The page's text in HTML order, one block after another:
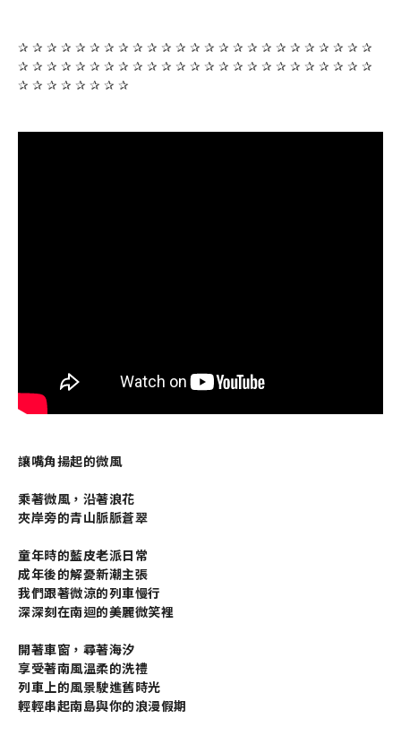
✰ ✰ ✰ ✰ ✰ ✰ ✰ ✰ ✰ ✰ ✰ ✰ ✰ ✰ ✰ ✰ ✰ ✰ ✰ ✰ ✰ ✰ ✰ ✰ ✰
✰ ✰ ✰ ✰ ✰ ✰ ✰ ✰ ✰ ✰ ✰ ✰ ✰ ✰ ✰ ✰ ✰ ✰ ✰ ✰ ✰ ✰ ✰ ✰ ✰
✰ ✰ ✰ ✰ ✰ ✰ ✰ ✰
讓嘴角揚起的微風
乘著微風，沿著浪花
夾岸旁的青山脈脈蒼翠
童年時的藍皮老派日常
成年後的解憂新潮主張
我們跟著微涼的列車慢行
深深刻在南迴的美麗微笑裡
開著車窗，尋著海汐
享受著南風溫柔的洗禮
列車上的風景駛進舊時光
輕輕串起南島與你的浪漫假期